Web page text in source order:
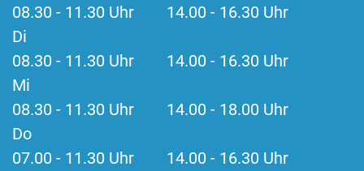
08.30 - 11.30 Uhr 14.00 - 16.30 Uhr
Di
08.30 - 11.30 Uhr 14.00 - 16.30 Uhr
Mi
08.30 - 11.30 Uhr 14.00 - 18.00 Uhr
Do
07.00 - 11.30 Uhr 14.00 - 16.30 Uhr